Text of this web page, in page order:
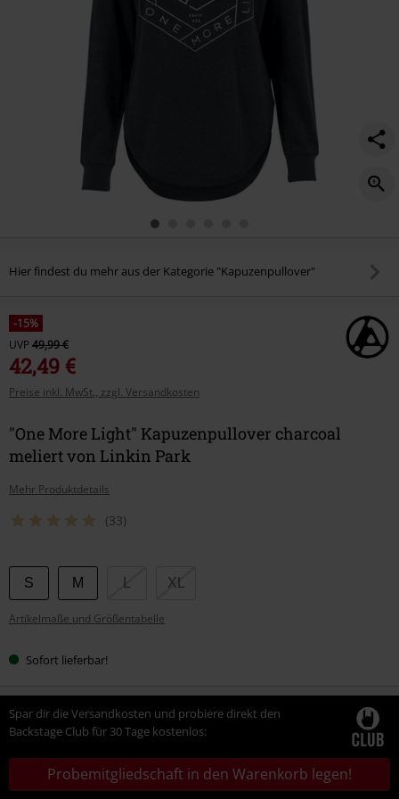
Hier findest du mehr aus der Kategorie "Kapuzenpullover"
-15%
UVP49,99 €
42,49 €
Preise inkl. MwSt., zzgl. Versandkosten
"One More Light" Kapuzenpullover charcoal
meliert von Linkin Park
Mehr Produktdetails
(33)
Wähle
deine
Größe
S M XL
Artikelmaße und Größentabelle
Sofort lieferbar!
Spar dir die Versandkosten und probiere direkt den
Backstage Club für 30 Tage kostenlos:
Probemitgliedschaft in den Warenkorb legen!